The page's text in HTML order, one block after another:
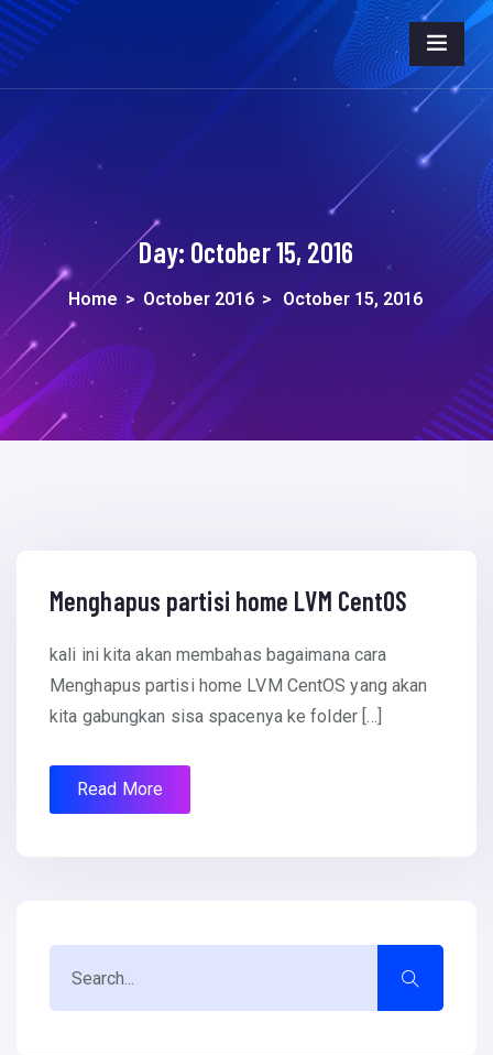
Day: October 15, 2016
Home > October 2016 > October 15, 2016
October 15, 2016
Menghapus partisi home LVM CentOS
kali ini kita akan membahas bagaimana cara
Menghapus partisi home LVM CentOS yang akan
kita gabungkan sisa spacenya ke folder […]
Read More